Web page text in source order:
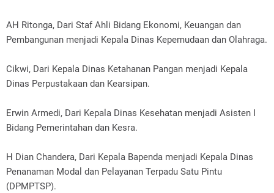
AH Ritonga, Dari Staf Ahli Bidang Ekonomi, Keuangan dan
Pembangunan menjadi Kepala Dinas Kepemudaan dan Olahraga.
Cikwi, Dari Kepala Dinas Ketahanan Pangan menjadi Kepala
Dinas Perpustakaan dan Kearsipan.
Erwin Armedi, Dari Kepala Dinas Kesehatan menjadi Asisten I
Bidang Pemerintahan dan Kesra.
H Dian Chandera, Dari Kepala Bapenda menjadi Kepala Dinas
Penanaman Modal dan Pelayanan Terpadu Satu Pintu
(DPMPTSP).